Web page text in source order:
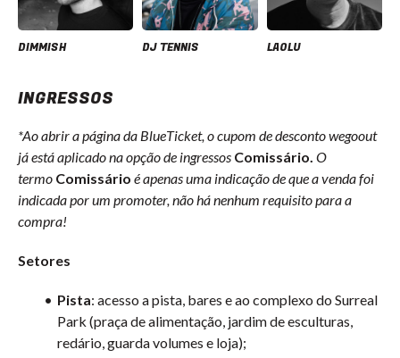
DIMMISH DJ TENNIS LAOLU
INGRESSOS
*Ao abrir a página da BlueTicket, o cupom de desconto wegoout
já está aplicado na opção de ingressos Comissário. O
termo Comissário é apenas uma indicação de que a venda foi
indicada por um promoter, não há nenhum requisito para a
compra!
Setores
Pista: acesso a pista, bares e ao complexo do Surreal
Park (praça de alimentação, jardim de esculturas,
redário, guarda volumes e loja);